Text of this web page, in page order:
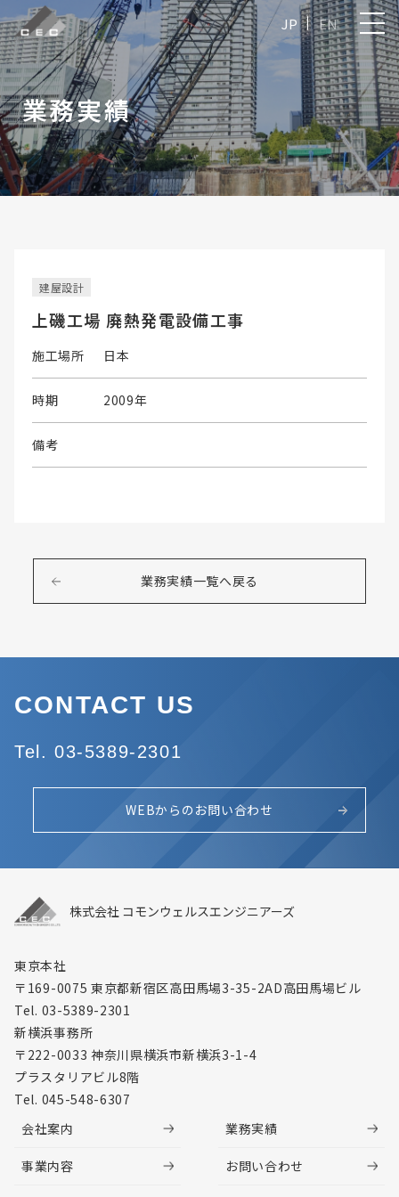
EN
JP
業務実績
建屋設計
上磯工場 廃熱発電設備工事
施工場所 日本
時期 2009年
備考
業務実績一覧へ戻る
CONTACT US
Tel. 03-5389-2301
WEBからのお問い合わせ
株式会社 コモンウェルスエンジニアーズ
東京本社
〒169-0075 東京都新宿区高田馬場3-35-2AD高田馬場ビル
Tel. 03-5389-2301
新横浜事務所
〒222-0033 神奈川県横浜市新横浜3-1-4
プラスタリアビル8階
Tel. 045-548-6307
会社案内
事業内容
業務実績
お問い合わせ